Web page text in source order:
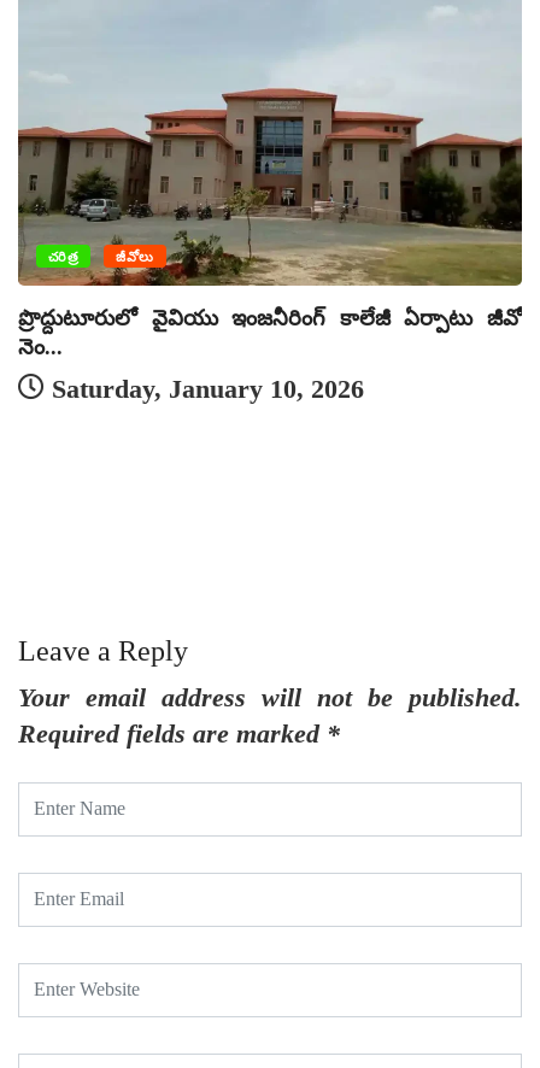
చరిత్ర జీవోలు
ప్రొద్దుటూరులో వైవియు ఇంజనీరింగ్ కాలేజీ ఏర్పాటు జీవో
నెం...
Saturday, January 10, 2026
Leave a Reply
Your email address will not be published.
Required fields are marked *